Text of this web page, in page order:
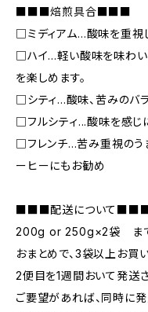
■■■焙煎具合■■■
□ミディアム…酸味を重視
□ハイ…軽い酸味を味わい
を楽しめます。
□シティ...酸味、苦みのバ
□フルシティ...酸味を感じ
□フレンチ...苦み重視のう
ーヒーにもお勧め
■■■配送について
200g or 250g×2袋 まで1
おまとめで、3袋以上お買
2便目を1週間おいて発送さ
ご要望があれば、同時に